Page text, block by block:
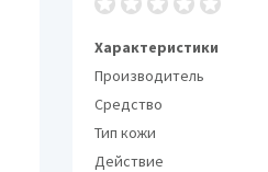
Характеристики
Производитель
Средство
Тип кожи
Действие